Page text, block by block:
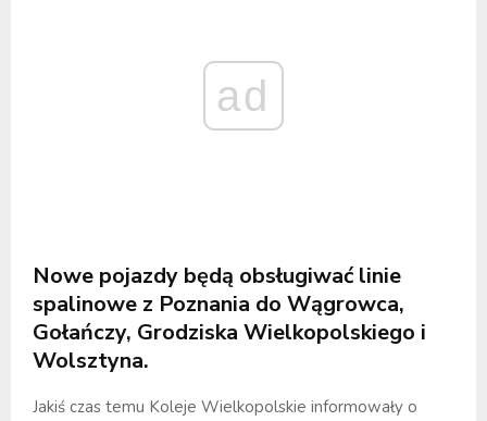
ad
Nowe pojazdy będą obsługiwać linie
spalinowe z Poznania do Wągrowca,
Gołańczy, Grodziska Wielkopolskiego i
Wolsztyna.
Jakiś czas temu Koleje Wielkopolskie informowały o